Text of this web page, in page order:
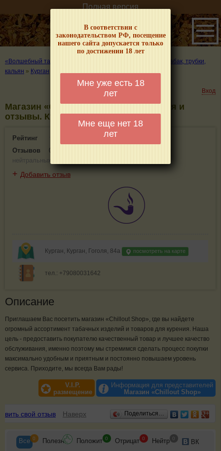
В соответствии с
законодательством РФ, посещение
нашего сайта допускается только
по достижении 18 лет
Мне уже есть 18
лет
Мне еще нет 18
лет
Полная версия
«Волшебный табачок» – о табаке и курении
Где купить табак, трубки,
кальян » Курган
Вход
Магазин «Chillout Shop» - информация и
отзывы. Курган
Рейтинг
0(0)
Отзывов
0
нейтральных
+ Добавить отзыв
Курган, Курган, Гоголя, 84а посмотреть на карте
тел.: +79080031642
Описание
Приглашаем Вас посетить магазин «Chillout Shop», где вы найдете
огромный ассортимент табачных изделий и товаров для курения. Наша
цель - предоставить покупателю качественный товар и лучшее качество
обслуживания, именно поэтому мы стремимся сделать процесс покупки
максимально удобным и приятным и постоянно повышаем уровень
сервиса. Приходите, мы всегда Вам рады!
V.I.P.
размещение
Информация для представителей
Магазин «Chillout Shop»
Отзывы
свой отзыв Наверх Поделиться…
Все 0 Полезн Положит 0 Отрицат 0 Нейтр 0 ВК